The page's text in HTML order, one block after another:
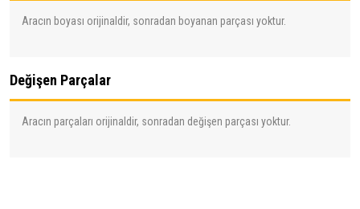
Aracın boyası orijinaldir, sonradan boyanan parçası yoktur.
Değişen Parçalar
Aracın parçaları orijinaldir, sonradan değişen parçası yoktur.